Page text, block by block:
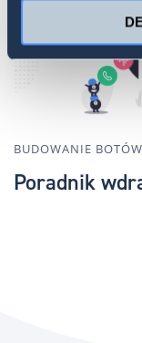
BUDOWANIE BOTÓW
Poradnik